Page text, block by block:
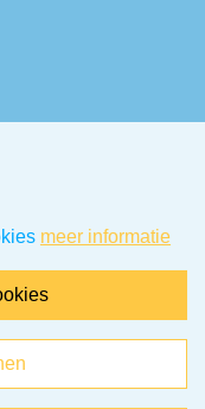
meer informatie